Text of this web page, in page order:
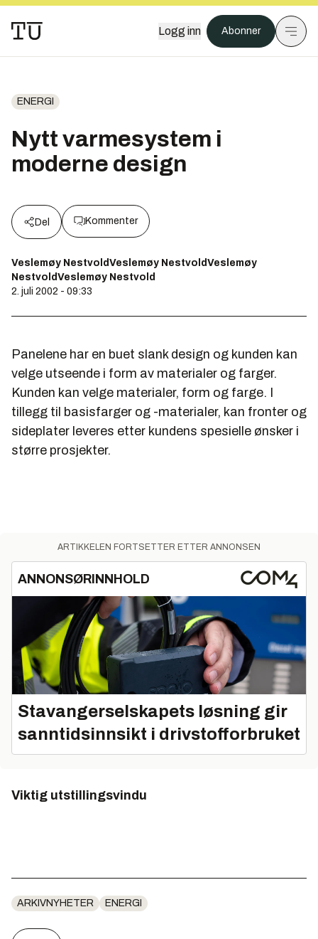
Logg inn Abonner
ENERGI
Nytt varmesystem i
moderne design
Del Kommenter
Veslemøy NestvoldVeslemøy NestvoldVeslemøy
NestvoldVeslemøy Nestvold
2. juli 2002 - 09:33
Panelene har en buet slank design og kunden kan
velge utseende i form av materialer og farger.
Kunden kan velge materialer, form og farge. I
tillegg til basisfarger og -materialer, kan fronter og
sideplater leveres etter kundens spesielle ønsker i
større prosjekter.
ARTIKKELEN FORTSETTER ETTER ANNONSEN
ANNONSØRINNHOLD
Stavangerselskapets løsning gir
sanntidsinnsikt i drivstofforbruket
Viktig utstillingsvindu
ARKIVNYHETER ENERGI